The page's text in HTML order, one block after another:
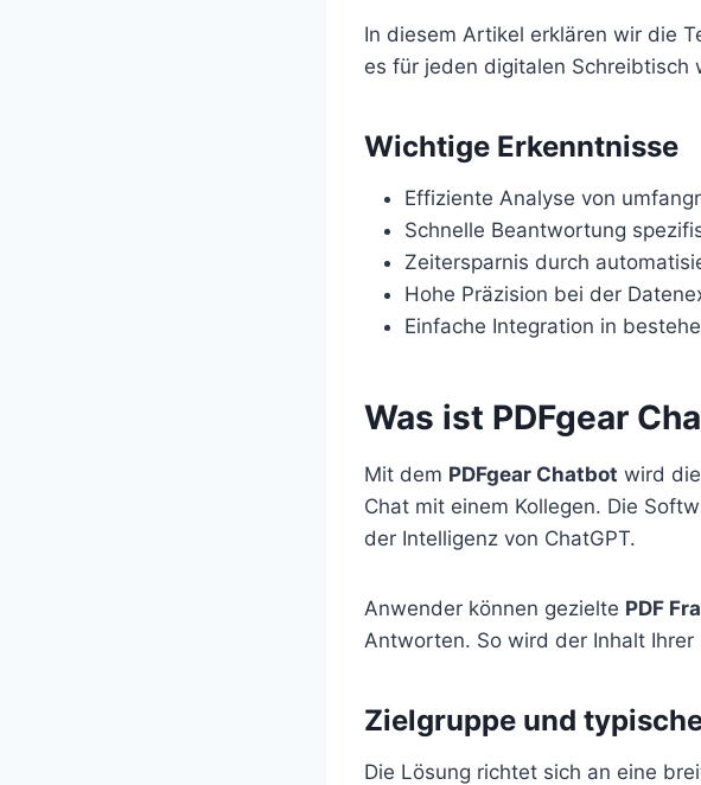
In diesem Artikel erklären wir die
es für jeden digitalen Schreibtisch
Wichtige Erkenntnisse
Effiziente Analyse von
Schnelle Beantwortung
Zeitersparnis durch
Hohe Präzision bei der
Einfache Integration in
Was ist PDFgear
Mit dem PDFgear Chatbot wird
Chat mit einem Kollegen. Die
der Intelligenz von ChatGPT.
Anwender können gezielte PDF
Antworten. So wird der Inhalt
Zielgruppe und
Die Lösung richtet sich an eine